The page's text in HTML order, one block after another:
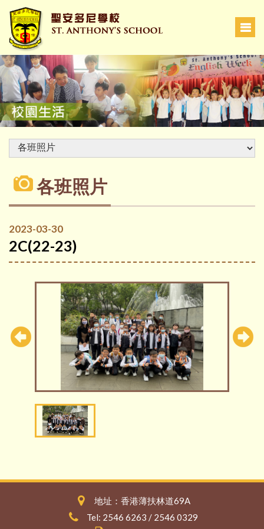
各班照片
2023-03-30
2C(22-23)
地址：香港薄扶林道69A
Tel: 2546 6263 / 2546 0329